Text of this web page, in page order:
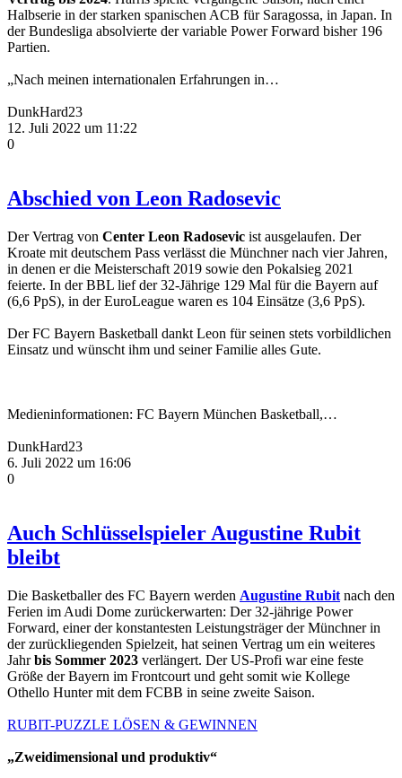
Halbserie in der starken spanischen ACB für Saragossa, in Japan. In
der Bundesliga absolvierte der variable Power Forward bisher 196
Partien.
„Nach meinen internationalen Erfahrungen in…
DunkHard23
12. Juli 2022 um 11:22
0
Abschied von Leon Radosevic
Der Vertrag von Center Leon Radosevic ist ausgelaufen. Der
Kroate mit deutschem Pass verlässt die Münchner nach vier Jahren,
in denen er die Meisterschaft 2019 sowie den Pokalsieg 2021
feierte. In der BBL lief der 32-Jährige 129 Mal für die Bayern auf
(6,6 PpS), in der EuroLeague waren es 104 Einsätze (3,6 PpS).
Der FC Bayern Basketball dankt Leon für seinen stets vorbildlichen
Einsatz und wünscht ihm und seiner Familie alles Gute.
Medieninformationen: FC Bayern München Basketball,…
DunkHard23
6. Juli 2022 um 16:06
0
Auch Schlüsselspieler Augustine Rubit
bleibt
Die Basketballer des FC Bayern werden Augustine Rubit nach den
Ferien im Audi Dome zurückerwarten: Der 32-jährige Power
Forward, einer der konstantesten Leistungsträger der Münchner in
der zurückliegenden Spielzeit, hat seinen Vertrag um ein weiteres
Jahrbis Sommer 2023 verlängert. Der US-Profi war eine feste
Größe der Bayern im Frontcourt und geht somit wie Kollege
Othello Hunter mit dem FCBB in seine zweite Saison.
RUBIT-PUZZLE LÖSEN & GEWINNEN
„Zweidimensional und produktiv“